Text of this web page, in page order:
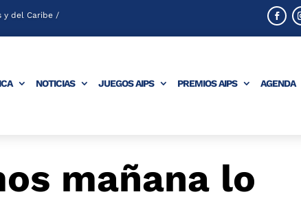
y del Caribe /
NOTICIAS JUEGOS AIPS PREMIOS AIPS AGENDA
mañana lo